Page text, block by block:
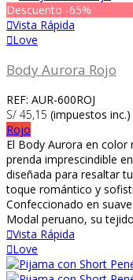
Descuento -65%
Vista Rápida
Love
Body Aurora Rojo
REF: AUR-600ROJ
S/ 45,15 (impuestos inc.)
Rojo
El Body Aurora en color
prenda imprescindible
diseñada para resaltar
toque romántico y
Confeccionado en
Modal peruano, su
Vista Rápida
Love